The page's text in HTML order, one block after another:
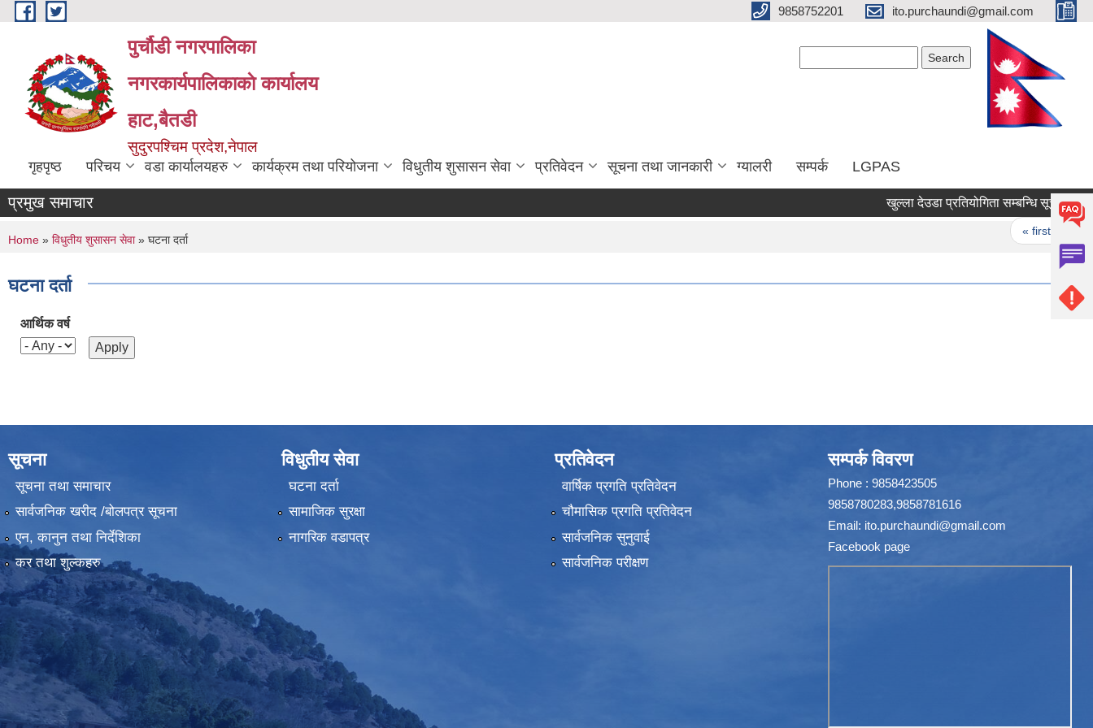
Skip to main content 9858752201 ito.purchaundi@gmail.com
पुर्चौडी नगरपालिका
नगरकार्यपालिकाकाे कार्यालय
हाट,बैतडी
सुदुरपश्चिम प्रदेश,नेपाल
गृहपृष्ठ परिचय वडा कार्यालयहरु कार्यक्रम तथा परियोजना विधुतीय शुसासन सेवा प्रतिवेदन सूचना तथा जानकारी ग्यालरी सम्पर्क LGPAS
प्रमुख समाचार खुल्ला देउडा प्रतियोगिता सम्बन्धि सूचना ।
« first ‹
You are here
Home » विधुतीय शुसासन सेवा» घटना दर्ता
घटना दर्ता
आर्थिक वर्ष
सूचना
सूचना तथा समाचार
सार्वजनिक खरीद /बोलपत्र सूचना
एन, कानुन तथा निर्देशिका
कर तथा शुल्कहरु
विधुतीय सेवा
घटना दर्ता
सामाजिक सुरक्षा
नागरिक वडापत्र
प्रतिवेदन
वार्षिक प्रगति प्रतिवेदन
चौमासिक प्रगति प्रतिवेदन
सार्वजनिक सुनुवाई
सार्वजनिक परीक्षण
सम्पर्क विवरण
Phone : 9858423505
9858780283,9858781616
Email: ito.purchaundi@gmail.com
Facebook page